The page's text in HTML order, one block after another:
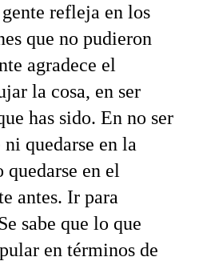
refleja en los
que no pudieron
agradece el
la cosa, en ser
has sido. En no ser
quedarse en la
en el
antes. Ir para
sabe que lo que
en términos de